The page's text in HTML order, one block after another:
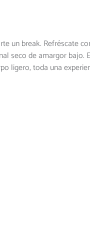
un break. Refréscate
seco de amargor bajo.
ligero, toda una